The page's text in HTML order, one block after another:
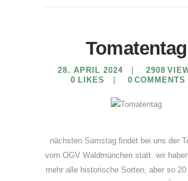
Tomatentag
28. APRIL 2024 2908
0 LIKES 0 COMMENTS
nächsten Samstag findet bei uns der
vom OGV Waldmünchen statt. wir
mehr alle historische Sorten, aber so